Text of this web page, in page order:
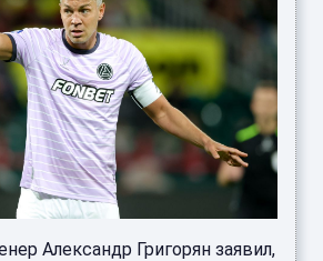
Александр Григорян заявил,